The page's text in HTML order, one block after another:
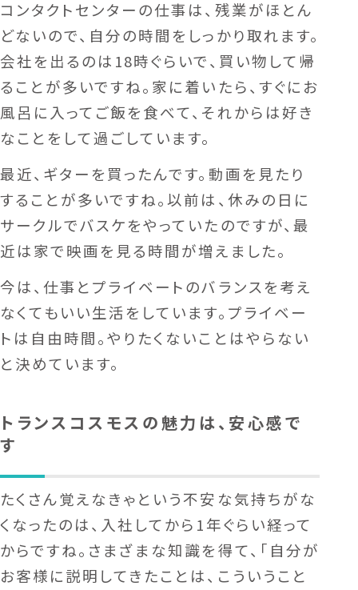
コンタクトセンターの仕事は、残業がほとん
どないので、自分の時間をしっかり取れます。
会社を出るのは18時ぐらいで、買い物して帰
ることが多いですね。家に着いたら、すぐにお
風呂に入ってご飯を食べて、それからは好き
なことをして過ごしています。
最近、ギターを買ったんです。動画を見たり
することが多いですね。以前は、休みの日に
サークルでバスケをやっていたのですが、最
近は家で映画を見る時間が増えました。
今は、仕事とプライベートのバランスを考え
なくてもいい生活をしています。プライベー
トは自由時間。やりたくないことはやらない
と決めています。
トランスコスモスの魅力は、安心感で
す
たくさん覚えなきゃという不安な気持ちがな
くなったのは、入社してから1年ぐらい経って
からですね。さまざまな知識を得て、「自分が
お客様に説明してきたことは、こういうこと